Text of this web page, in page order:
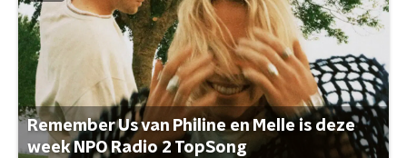
Remember Us van Philine en Melle is deze
week NPO Radio 2 TopSong